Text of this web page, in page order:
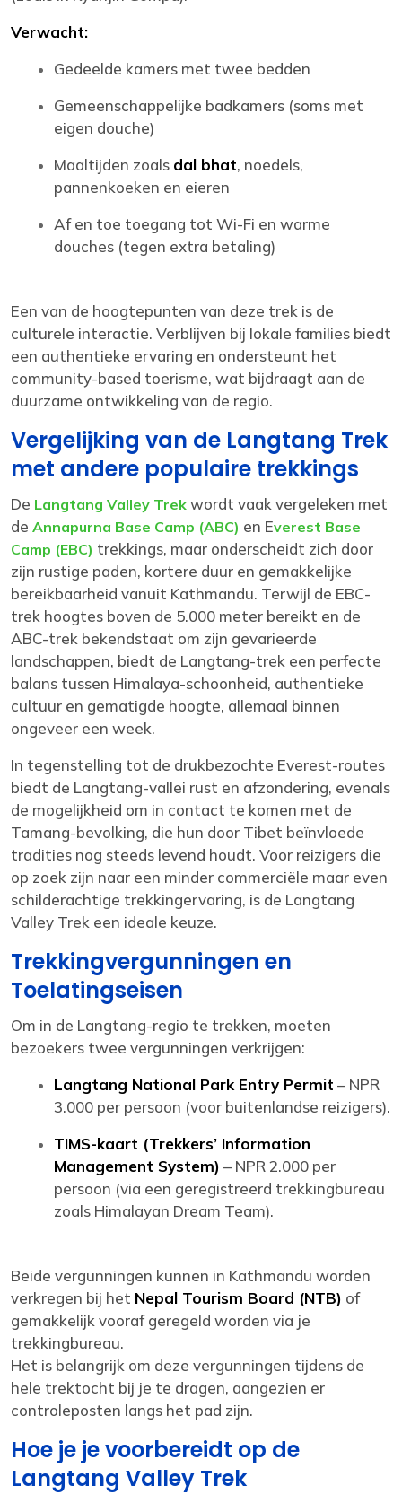
Verwacht:
Gedeelde kamers met twee bedden
Gemeenschappelijke badkamers (soms met
eigen douche)
Maaltijden zoals dal bhat, noedels,
pannenkoeken en eieren
Af en toe toegang tot Wi-Fi en warme
douches (tegen extra betaling)
Een van de hoogtepunten van deze trek is de
culturele interactie. Verblijven bij lokale families biedt
een authentieke ervaring en ondersteunt het
community-based toerisme, wat bijdraagt aan de
duurzame ontwikkeling van de regio.
Vergelijking van de Langtang Trek
met andere populaire trekkings
De Langtang Valley Trek wordt vaak vergeleken met
de Annapurna Base Camp (ABC) en Everest Base
Camp (EBC) trekkings, maar onderscheidt zich door
zijn rustige paden, kortere duur en gemakkelijke
bereikbaarheid vanuit Kathmandu. Terwijl de EBC-
trek hoogtes boven de 5.000 meter bereikt en de
ABC-trek bekendstaat om zijn gevarieerde
landschappen, biedt de Langtang-trek een perfecte
balans tussen Himalaya-schoonheid, authentieke
cultuur en gematigde hoogte, allemaal binnen
ongeveer een week.
In tegenstelling tot de drukbezochte Everest-routes
biedt de Langtang-vallei rust en afzondering, evenals
de mogelijkheid om in contact te komen met de
Tamang-bevolking, die hun door Tibet beïnvloede
tradities nog steeds levend houdt. Voor reizigers die
op zoek zijn naar een minder commerciële maar even
schilderachtige trekkingervaring, is de Langtang
Valley Trek een ideale keuze.
Trekkingvergunningen en
Toelatingseisen
Om in de Langtang-regio te trekken, moeten
bezoekers twee vergunningen verkrijgen:
Langtang National Park Entry Permit – NPR
3.000 per persoon (voor buitenlandse reizigers).
TIMS-kaart (Trekkers’ Information
Management System) – NPR 2.000 per
persoon (via een geregistreerd trekkingbureau
zoals Himalayan Dream Team).
Beide vergunningen kunnen in Kathmandu worden
verkregen bij het Nepal Tourism Board (NTB) of
gemakkelijk vooraf geregeld worden via je
trekkingbureau.
Het is belangrijk om deze vergunningen tijdens de
hele trektocht bij je te dragen, aangezien er
controleposten langs het pad zijn.
Hoe je je voorbereidt op de
Langtang Valley Trek